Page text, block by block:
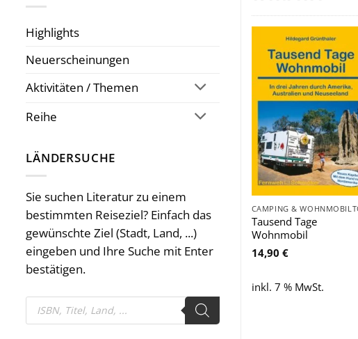
Highlights
Neuerscheinungen
Aktivitäten / Themen
Reihe
LÄNDERSUCHE
Sie suchen Literatur zu einem
bestimmten Reiseziel? Einfach das
gewünschte Ziel (Stadt, Land, ...)
eingeben und Ihre Suche mit Enter
bestätigen.
Products
search
Zu
hinzufügen
Tausend Tage
Wohnmobil
14,90 €
inkl. 7 % MwSt.